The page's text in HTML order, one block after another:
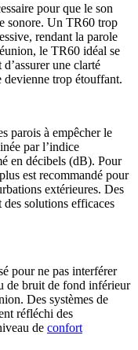
pour que le son
sonore. Un TR60 trop
rendant la parole
le TR60 idéal se
une clarté
devienne trop étouffant.
parois à empêcher le
par l’indice
en décibels (dB). Pour
est recommandé pour
extérieures. Des
des solutions efficaces
pour ne pas interférer
de bruit de fond inférieur
Des systèmes de
réfléchi des
de confort